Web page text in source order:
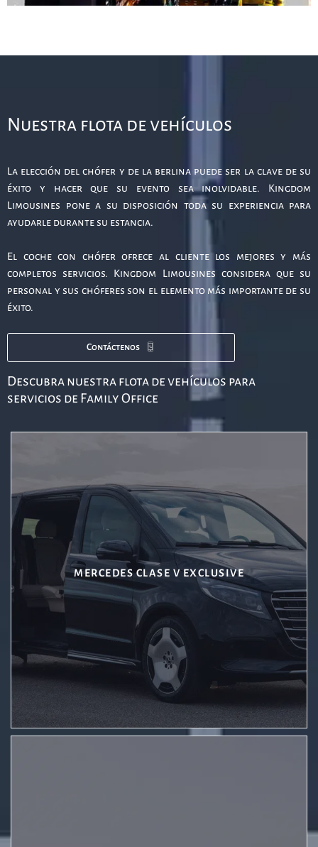
Nuestra flota de vehículos
La elección del chófer y de la berlina puede ser la clave de su
éxito y hacer que su evento sea inolvidable. Kingdom
Limousines pone a su disposición toda su experiencia para
ayudarle durante su estancia.
El coche con chófer ofrece al cliente los mejores y más
completos servicios. Kingdom Limousines considera que su
personal y sus chóferes son el elemento más importante de su
éxito.
Contáctenos
Descubra nuestra flota de vehículos para
servicios de Family Office
MERCEDES CLASE V EXCLUSIVE